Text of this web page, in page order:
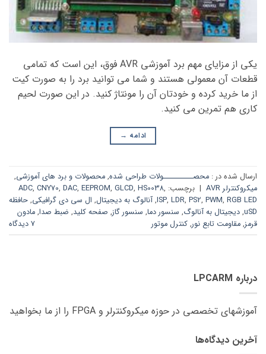
یکی از مزایای مهم برد آموزشی AVR فوق، این است که تمامی
قطعات آن معمولی هستند و شما می توانید برد را به صورت کیت
از ما خرید کرده و خودتان آن را مونتاژ کنید. در این صورت لحیم
کاری هم تمرین می کنید.
ادامه →
ارسال شده در : محصــــــــــولات طراحی شده, محصولات و برد های آموزشی,
میکروکنترلر AVR
| برچسب: ADC, CNY70, DAC, EEPROM, GLCD, HS0038,
ISP, LDR, PS2, PWM, RGB LED
,آنالوگ به دیجیتال, ال سی دی گرافیکی, حافظه
uSD
, دیجیتال به آنالوگ, سنسور دما, سنسور گاز, صفحه کلید, ضبط صدا, مادون
قرمز, مقاومت تابع نور, کنترل موتور 7 دیدگاه
درباره LPCARM
آموزشهای تخصصی در حوزه میکروکنترلر و FPGA را از ما بخواهید
آخرین دیدگاه‌ها